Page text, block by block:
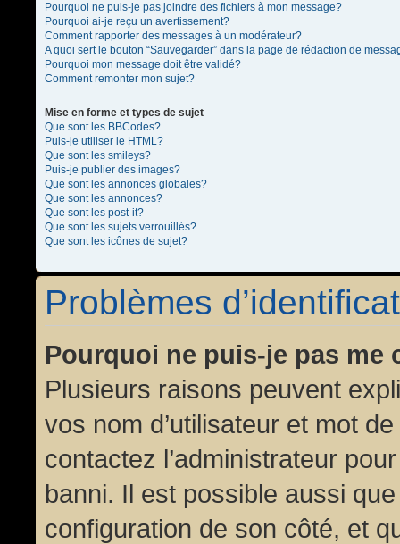
Pourquoi ne puis-je pas joindre des fichiers à mon message?
Pourquoi ai-je reçu un avertissement?
Comment rapporter des messages à un modérateur?
A quoi sert le bouton “Sauvegarder” dans la page de rédaction de
Pourquoi mon message doit être validé?
Comment remonter mon sujet?
Mise en forme et types de sujet
Que sont les BBCodes?
Puis-je utiliser le HTML?
Que sont les smileys?
Puis-je publier des images?
Que sont les annonces globales?
Que sont les annonces?
Que sont les post-it?
Que sont les sujets verrouillés?
Que sont les icônes de sujet?
Problèmes
Pourquoi ne puis-je pas me
Plusieurs raisons peuvent
vos nom d’utilisateur et mot
contactez l’administrateur
banni. Il est possible aussi
configuration de son côté, et